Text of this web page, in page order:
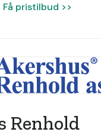
Få pristilbud >>
Renhold